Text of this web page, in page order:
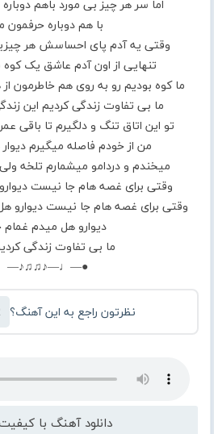
اما سر هر چیز بی مورد باهم
با هم دوباره
وقتی یه آدم پای احساسش هر
تنهایی از اون آدم عاشق یک
ما کوه بودیم رو به روی هم
ما بی تفاوت زندگی کردیم این
تو این اتاق تنگ و دلگیرم تا باقی
من از خودم فاصله میگیرم
میخندم و دردامو میشمارم تلخه
وقتی برای غصه هام جا نیست
وقتی برای غصه هام جا نیست
دیوارو هل میدم
ما بی تفاوت زندگی
نظرتون راجع به این آهنگ؟
دانلود آهنگ با کیفیت